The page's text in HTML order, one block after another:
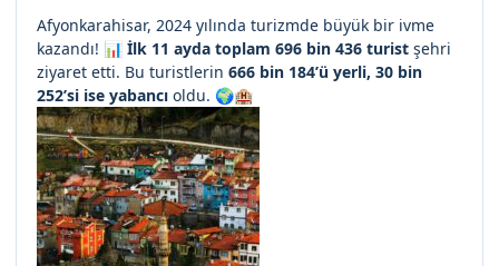
Afyonkarahisar, 2024 yılında turizmde büyük bir ivme
kazandı! 📊 İlk 11 ayda toplam 696 bin 436 turist şehri
ziyaret etti. Bu turistlerin 666 bin 184’ü yerli, 30 bin
252’si ise yabancı oldu. 🌍🏨